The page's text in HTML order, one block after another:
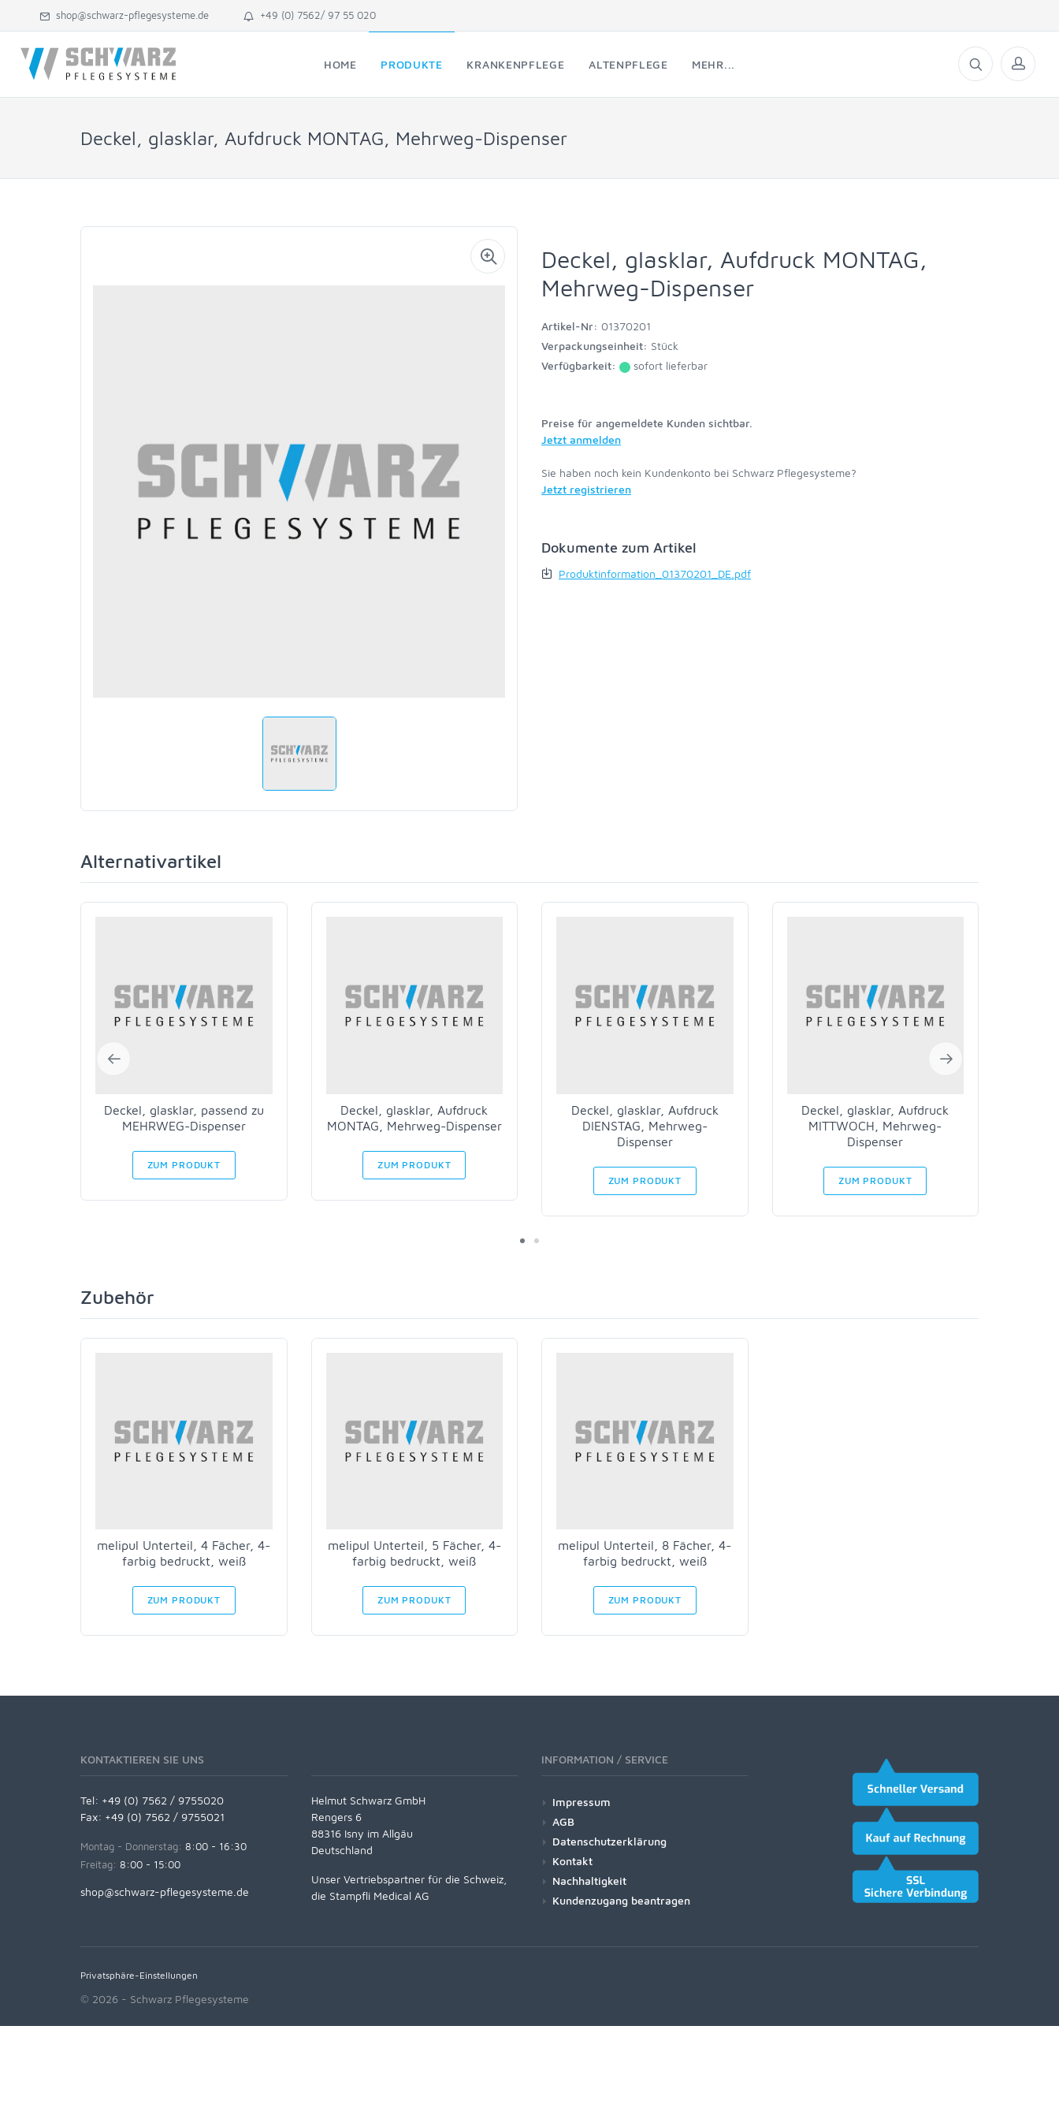
shop@schwarz-pflegesysteme.de +49 (0) 7562/ 97 55 020
HOME PRODUKTE KRANKENPFLEGE ALTENPFLEGE MEHR...
Deckel, glasklar, Aufdruck MONTAG, Mehrweg-Dispenser
Deckel, glasklar, Aufdruck MONTAG,
Mehrweg-Dispenser
Artikel-Nr: 01370201
Verpackungseinheit: Stück
Verfügbarkeit:
sofort lieferbar
Preise für angemeldete Kunden sichtbar.
Jetzt anmelden
Sie haben noch kein Kundenkonto bei Schwarz Pflegesysteme?
Jetzt registrieren
Dokumente zum Artikel
Produktinformation_01370201_DE.pdf
Alternativartikel
Deckel, glasklar, passend zu
MEHRWEG-Dispenser
ZUM PRODUKT
Deckel, glasklar, Aufdruck
MONTAG, Mehrweg-Dispenser
ZUM PRODUKT
Deckel, glasklar, Aufdruck
DIENSTAG, Mehrweg-
Dispenser
ZUM PRODUKT
Deckel, glasklar, Aufdruck
MITTWOCH, Mehrweg-
Dispenser
ZUM PRODUKT
Zubehör
melipul Unterteil, 4 Fächer, 4-
farbig bedruckt, weiß
ZUM PRODUKT
melipul Unterteil, 5 Fächer, 4-
farbig bedruckt, weiß
ZUM PRODUKT
melipul Unterteil, 8 Fächer, 4-
farbig bedruckt, weiß
ZUM PRODUKT
KONTAKTIEREN SIE UNS
Tel: +49 (0) 7562 / 9755020
Fax: +49 (0) 7562 / 9755021
Montag - Donnerstag: 8:00 - 16:30
Freitag: 8:00 - 15:00
shop@schwarz-pflegesysteme.de
Helmut Schwarz GmbH
Rengers 6
88316 Isny im Allgäu
Deutschland
Unser Vertriebspartner für die Schweiz,
die Stampfli Medical AG
INFORMATION / SERVICE
Impressum
AGB
Datenschutzerklärung
Kontakt
Nachhaltigkeit
Kundenzugang beantragen
Privatsphäre-Einstellungen
© 2026 - Schwarz Pflegesysteme